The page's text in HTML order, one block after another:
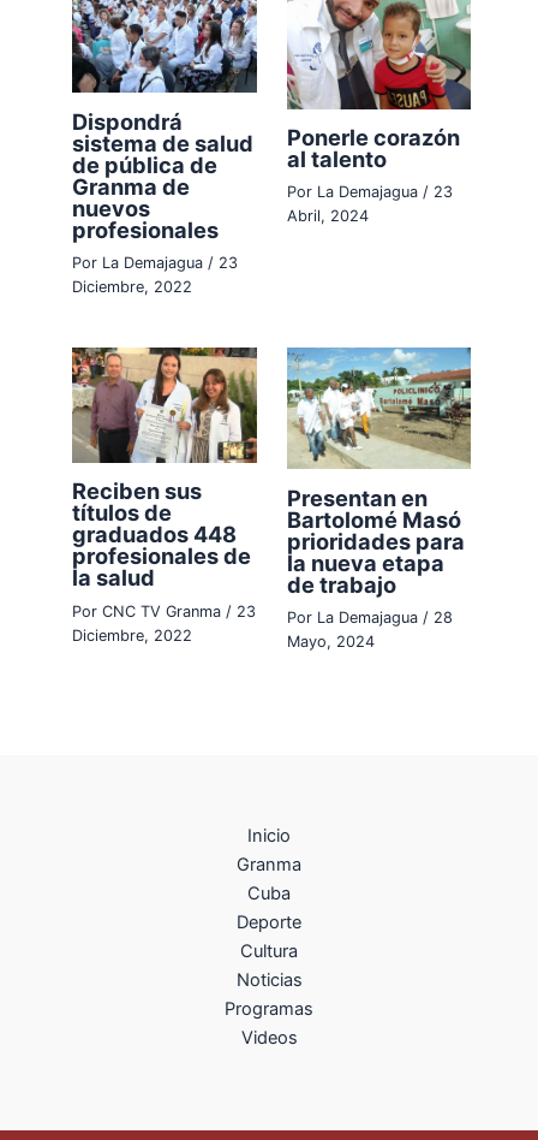
Dispondrá
sistema de salud
de pública de
Granma de
nuevos
profesionales
Por La Demajagua / 23
Diciembre, 2022
Ponerle corazón
al talento
Por La Demajagua / 23
Abril, 2024
Reciben sus
títulos de
graduados 448
profesionales de
la salud
PorCNC TV Granma / 23
Diciembre, 2022
Presentan en
Bartolomé Masó
prioridades para
la nueva etapa
de trabajo
Por La Demajagua / 28
Mayo, 2024
Inicio
Granma
Cuba
Deporte
Cultura
Noticias
Programas
Videos